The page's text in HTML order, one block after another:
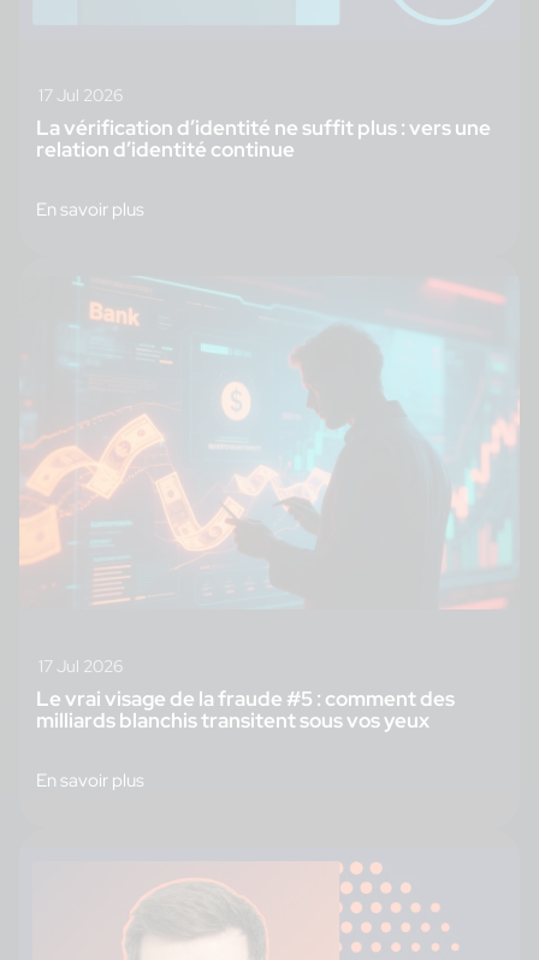
17 Jul 2026
La vérification d’identité ne suffit plus : vers une
relation d’identité continue
En savoir plus
17 Jul 2026
Le vrai visage de la fraude #5 : comment des
milliards blanchis transitent sous vos yeux
En savoir plus